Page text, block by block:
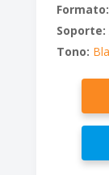
Formato:
Soporte:
Tono: